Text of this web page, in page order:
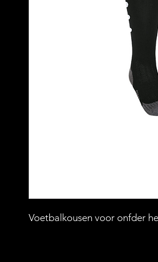
Voetbalkousen voor onfder